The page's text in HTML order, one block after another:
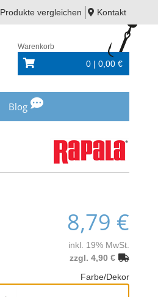
Produkte vergleichen Kontakt
Warenkorb
0 | 0,00 €
Blog
8,79 €
inkl. 19% MwSt.
zzgl. 4,90 €
Farbe/Dekor